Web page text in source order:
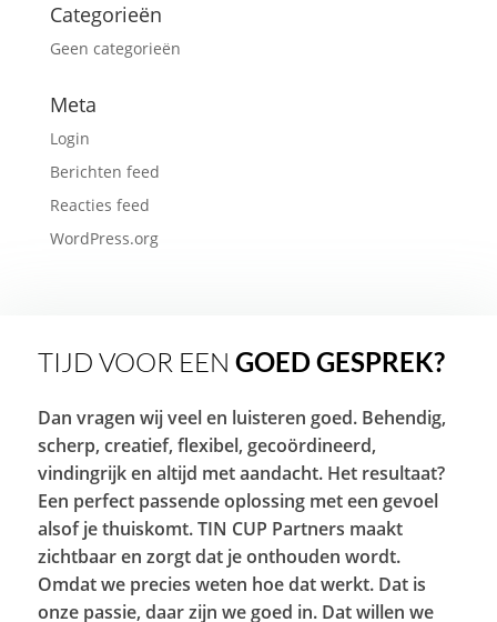
Categorieën
Geen categorieën
Meta
Login
Berichten feed
Reacties feed
WordPress.org
TIJD VOOR EEN GOED GESPREK?
Dan vragen wij veel en luisteren goed. Behendig,
scherp, creatief, flexibel, gecoördineerd,
vindingrijk en altijd met aandacht. Het resultaat?
Een perfect passende oplossing met een gevoel
alsof je thuiskomt. TIN CUP Partners maakt
zichtbaar en zorgt dat je onthouden wordt.
Omdat we precies weten hoe dat werkt. Dat is
onze passie, daar zijn we goed in. Dat willen we